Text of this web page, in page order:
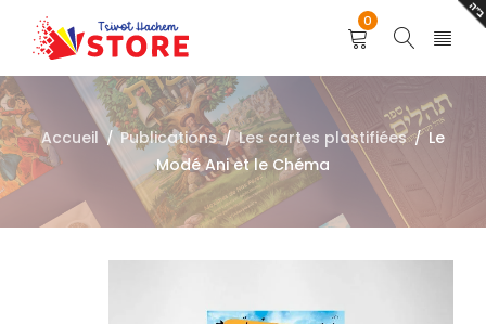
0
Accueil / Publications / Les cartes plastifiées / Le
Modé Ani et le Chéma